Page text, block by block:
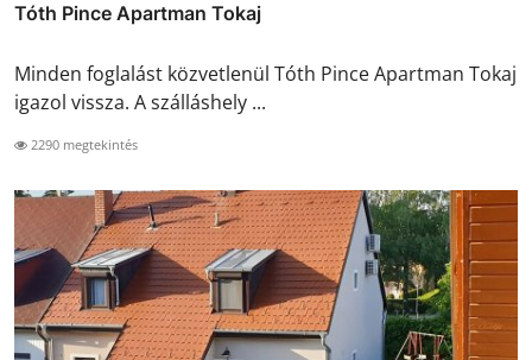
Tóth Pince Apartman Tokaj
Minden foglalást közvetlenül Tóth Pince Apartman Tokaj
igazol vissza. A szálláshely ...
2290 megtekintés